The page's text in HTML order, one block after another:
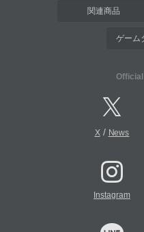
関連商品
ゲーム
X/ News
Instagram